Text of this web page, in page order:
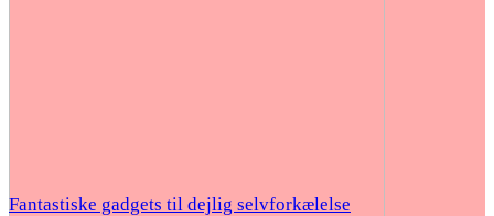
Fantastiske gadgets til dejlig selvforkælelse